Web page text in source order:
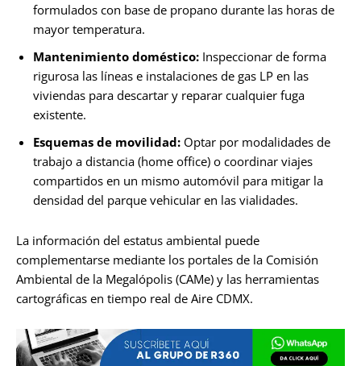
formulados con base de propano durante las horas de
mayor temperatura.
Mantenimiento doméstico: Inspeccionar de forma
rigurosa las líneas e instalaciones de gas LP en las
viviendas para descartar y reparar cualquier fuga
existente.
Esquemas de movilidad: Optar por modalidades de
trabajo a distancia (home office) o coordinar viajes
compartidos en un mismo automóvil para mitigar la
densidad del parque vehicular en las vialidades.
La información del estatus ambiental puede
complementarse mediante los portales de la Comisión
Ambiental de la Megalópolis (CAMe) y las herramientas
cartográficas en tiempo real de Aire CDMX.